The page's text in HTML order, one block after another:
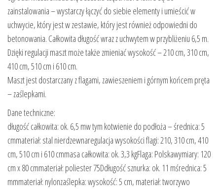
zainstalowania – wystarczy łączyć do siebie elementy i umieścić w
uchwycie, który jest w zestawie, który jest również odpowiedni do
betonowania. Całkowita długość wraz z uchwytem w przybliżeniu 6,5 m.
Dzięki regulacji maszt może także zmieniać wysokość – 210 cm, 310 cm,
410 cm, 510 cm i 610 cm.
Maszt jest dostarczany z flagami, zawieszeniem i górnym końcem pręta
– zaślepkami.
Dane techniczne:
długość całkowita: ok. 6,5 mw tym kotwienie do podłoża – średnica: 5
cmmateriał: stal nierdzewnaregulacja wysokości flagi: 210, 310 cm, 410
cm, 510 cm i 610 cmmasa całkowita: ok. 3,3 kgFlaga: Polskawymiary: 120
cm x 80 cmmateriał: poliester 75Ddługość sznurka: ok. 11 mśrednica: 5
mmmateriał: nylonzaślepka: wysokość: 5 cm, materiał: tworzywo